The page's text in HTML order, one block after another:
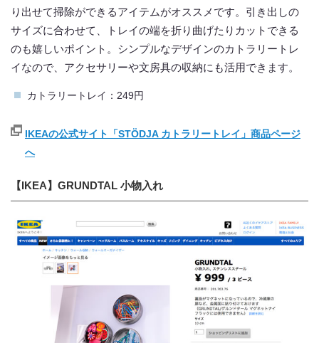
り出せて掃除ができるアイテムがオススメです。引き出しの
サイズに合わせて、トレイの端を折り曲げたりカットできる
のも嬉しいポイント。シンプルなデザインのカトラリートレ
イなので、アクセサリーや文房具の収納にも活用できます。
カトラリートレイ：249円
IKEAの公式サイト「STÖDJA カトラリートレイ」商品ページ
へ
【IKEA】GRUNDTAL 小物入れ